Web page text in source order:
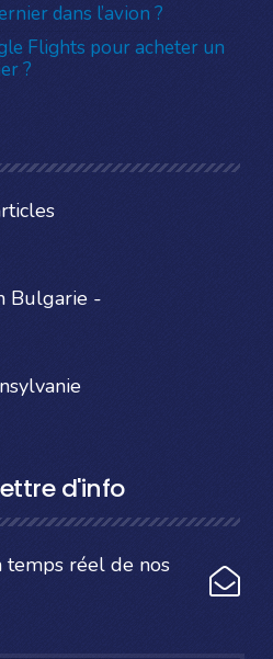
dans l’avion ?
Flights pour acheter un
?
Bulgarie -
d'info
réel de nos